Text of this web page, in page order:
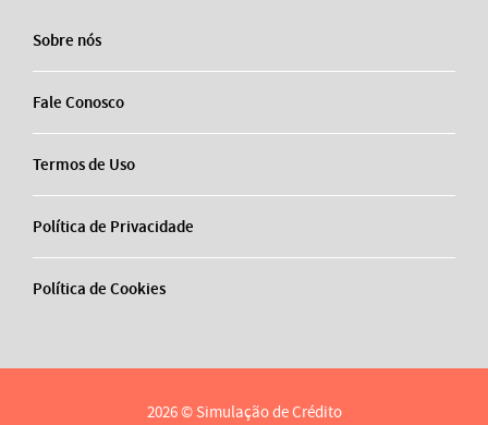
Sobre nós
Fale Conosco
Termos de Uso
Política de Privacidade
Política de Cookies
2026 © Simulação de Crédito